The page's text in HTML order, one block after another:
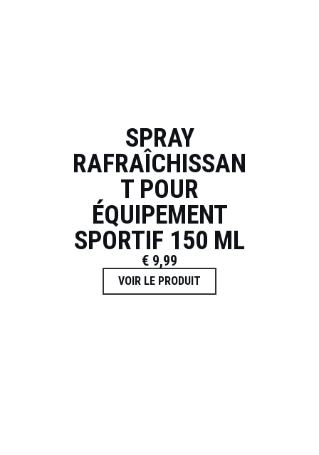
SPRAY
RAFRAÎCHISSAN
T POUR
ÉQUIPEMENT
SPORTIF 150 ML
€ 9,99
VOIR LE PRODUIT